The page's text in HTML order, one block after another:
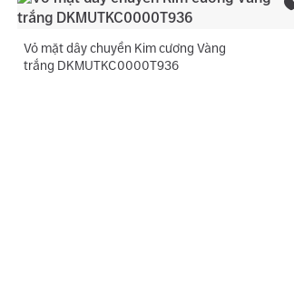
Vỏ mặt dây chuyền Kim cương Vàng
trắng DKMUTKC0000T936